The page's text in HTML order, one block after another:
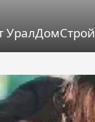
УралДомСтрой